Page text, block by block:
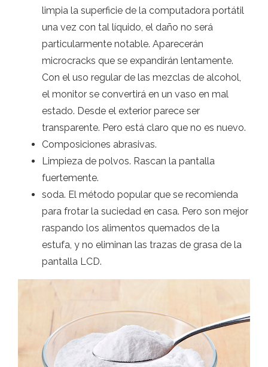
limpia la superficie de la computadora portátil
una vez con tal líquido, el daño no será
particularmente notable. Aparecerán
microcracks que se expandirán lentamente.
Con el uso regular de las mezclas de alcohol,
el monitor se convertirá en un vaso en mal
estado. Desde el exterior parece ser
transparente. Pero está claro que no es nuevo.
Composiciones abrasivas.
Limpieza de polvos. Rascan la pantalla
fuertemente.
soda. El método popular que se recomienda
para frotar la suciedad en casa. Pero son mejor
raspando los alimentos quemados de la
estufa, y no eliminan las trazas de grasa de la
pantalla LCD.